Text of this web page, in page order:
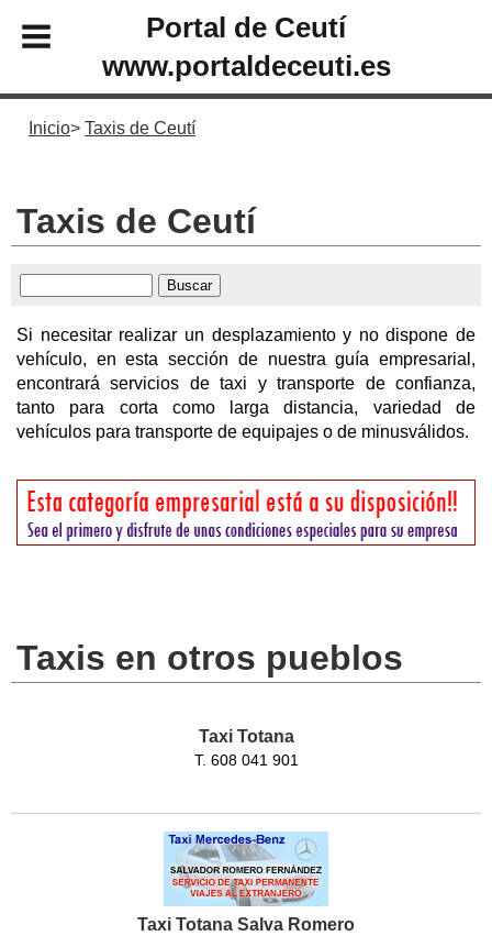
Portal de Ceutí
www.portaldeceuti.es
Inicio Taxis de Ceutí
Taxis de Ceutí
Si necesitar realizar un desplazamiento y no dispone de
vehículo, en esta sección de nuestra guía empresarial,
encontrará servicios de taxi y transporte de confianza,
tanto para corta como larga distancia, variedad de
vehículos para transporte de equipajes o de minusválidos.
Taxis en otros pueblos
Taxi Totana
T. 608 041 901
Taxi Totana Salva Romero